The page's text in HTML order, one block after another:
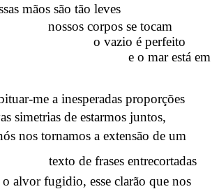
mãos são tão leves
se tocam
é perfeito
está em
me a inesperadas proporções
simetrias de estarmos juntos,
nos tornamos a extensão de um
texto de frases entrecortadas
o alvor fugidio, esse clarão que nos